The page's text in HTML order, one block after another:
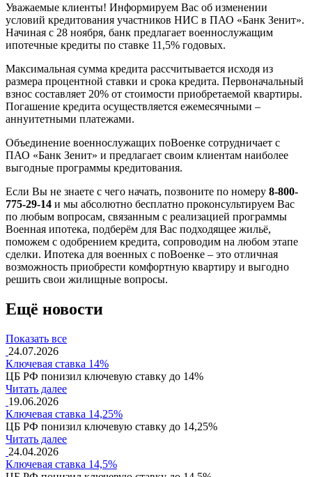
Уважаемые клиенты! Информируем Вас об изменении
условий кредитования участников НИС в ПАО «Банк Зенит».
Начиная с 28 ноября, банк предлагает военнослужащим
ипотечные кредиты по ставке 11,5% годовых.
Максимальная сумма кредита рассчитывается исходя из
размера процентной ставки и срока кредита. Первоначальный
взнос составляет 20% от стоимости приобретаемой квартиры.
Погашение кредита осуществляется ежемесячными –
аннуитетными платежами.
Объединение военнослужащих поВоенке сотрудничает с
ПАО «Банк Зенит» и предлагает своим клиентам наиболее
выгодные программы кредитования.
Если Вы не знаете с чего начать, позвоните по номеру 8-800-
775-29-14 и мы абсолютно бесплатно проконсультируем Вас
по любым вопросам, связанным с реализацией программы
Военная ипотека, подберём для Вас подходящее жильё,
поможем с одобрением кредита, сопроводим на любом этапе
сделки. Ипотека для военных с поВоенке – это отличная
возможность приобрести комфортную квартиру и выгодно
решить свои жилищные вопросы.
Ещё новости
Показать все
24.07.2026
Ключевая ставка 14%
ЦБ РФ понизил ключевую ставку до 14%
Читать далее
19.06.2026
Ключевая ставка 14,25%
ЦБ РФ понизил ключевую ставку до 14,25%
Читать далее
24.04.2026
Ключевая ставка 14,5%